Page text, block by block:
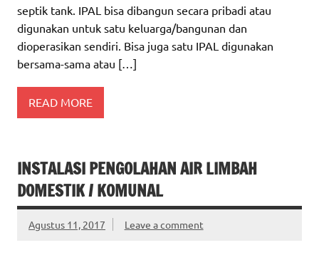
septik tank. IPAL bisa dibangun secara pribadi atau
digunakan untuk satu keluarga/bangunan dan
dioperasikan sendiri. Bisa juga satu IPAL digunakan
bersama-sama atau […]
READ MORE
INSTALASI PENGOLAHAN AIR LIMBAH
DOMESTIK / KOMUNAL
Agustus 11, 2017 Leave a comment